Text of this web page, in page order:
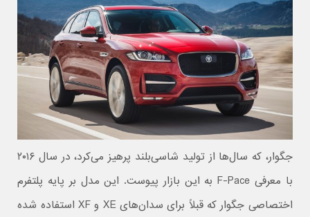
جگوار، که سال‌ها از تولید شاسی‌بلند پرهیز می‌کرد، در سال ۲۰۱۶
با معرفی F-Pace به این بازار پیوست. این مدل بر پایه پلتفرم
اختصاصی جگوار که قبلاً برای سدان‌های XE و XF استفاده شده